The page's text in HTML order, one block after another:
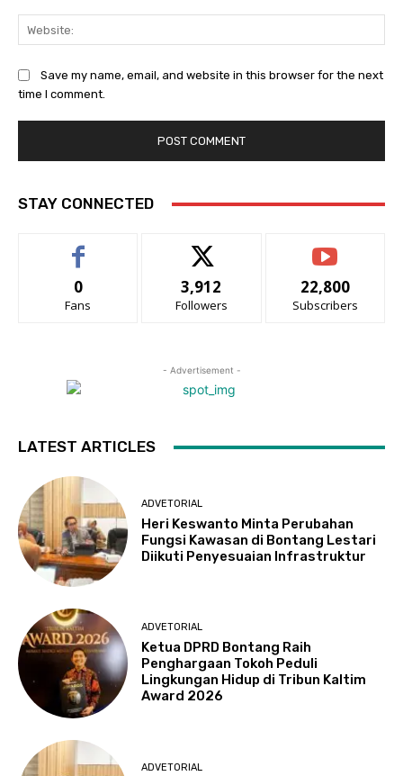
Save my name, email, and website in this browser for the next
time I comment.
STAY CONNECTED
0
Fans
3,912
Followers
22,800
Subscribers
- Advertisement -
LATEST ARTICLES
ADVETORIAL
Heri Keswanto Minta Perubahan
Fungsi Kawasan di Bontang Lestari
Diikuti Penyesuaian Infrastruktur
ADVETORIAL
Ketua DPRD Bontang Raih
Penghargaan Tokoh Peduli
Lingkungan Hidup di Tribun Kaltim
Award 2026
ADVETORIAL